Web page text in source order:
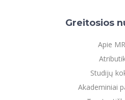
Greitosios
Apie
Studijų
Akademiniai